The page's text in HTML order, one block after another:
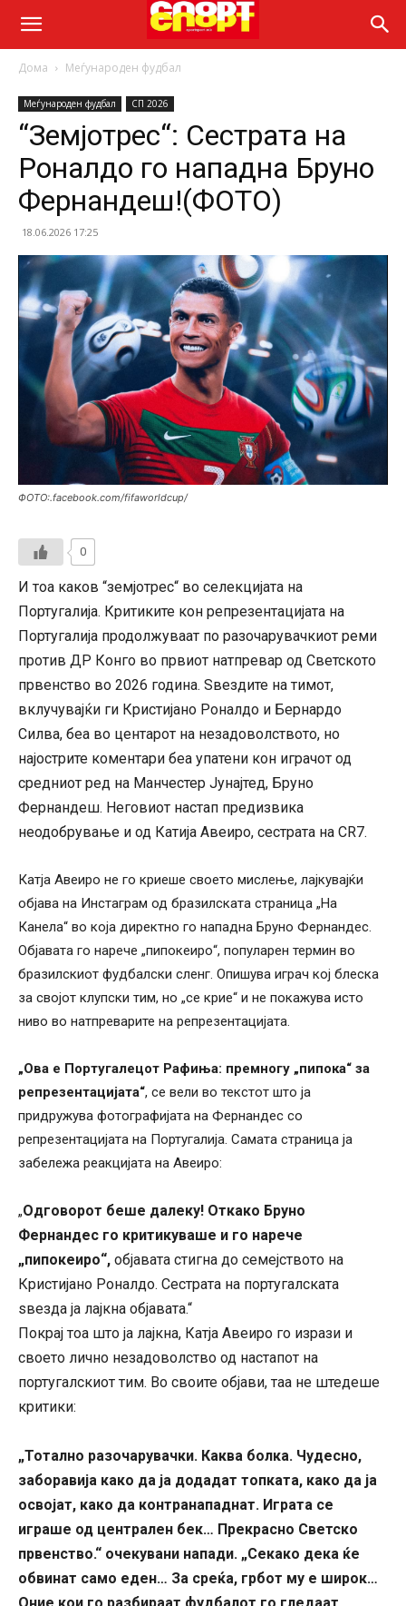
Дома Меѓународен фудбал
Меѓународен фудбал СП 2026
“Земјотрес“: Сестрата на
Роналдо го нападна Бруно
Фернандеш!(ФОТО)
18.06.2026 17:25
ФОТО:.facebook.com/fifaworldcup/
0
И тоа каков “земјотрес“ во селекцијата на
Португалија. Критиките кон репрезентацијата на
Португалија продолжуваат по разочарувачкиот реми
против ДР Конго во првиот натпревар од Светското
првенство во 2026 година. Ѕвездите на тимот,
вклучувајќи ги Кристијано Роналдо и Бернардо
Силва, беа во центарот на незадоволството, но
најострите коментари беа упатени кон играчот од
средниот ред на Манчестер Јунајтед, Бруно
Фернандеш. Неговиот настап предизвика
неодобрување и од Катија Авеиро, сестрата на CR7.
Катја Авеиро не го криеше своето мислење, лајкувајќи
објава на Инстаграм од бразилската страница „На
Канела“ во која директно го нападна Бруно Фернандес.
Објавата го нарече „пипокеиро“, популарен термин во
бразилскиот фудбалски сленг. Опишува играч кој блеска
за својот клупски тим, но „се крие“ и не покажува исто
ниво во натпреварите на репрезентацијата.
„Ова е Португалецот Рафиња: премногу „пипока“ за
репрезентацијата“, се вели во текстот што ја
придружува фотографијата на Фернандес со
репрезентацијата на Португалија. Самата страница ја
забележа реакцијата на Авеиро:
„Одговорот беше далеку! Откако Бруно
Фернандес го критикуваше и го нарече
„пипокеиро“, објавата стигна до семејството на
Кристијано Роналдо. Сестрата на португалската
ѕвезда ја лајкна објавата.“
Покрај тоа што ја лајкна, Катја Авеиро го изрази и
своето лично незадоволство од настапот на
португалскиот тим. Во своите објави, таа не штедеше
критики:
„Тотално разочарувачки. Каква болка. Чудесно,
заборавија како да ја додадат топката, како да ја
освојат, како да контранападнат. Играта се
играше од централен бек… Прекрасно Светско
првенство.“ очекувани напади. „Секако дека ќе
обвинат само еден… За среќа, грбот му е широк…